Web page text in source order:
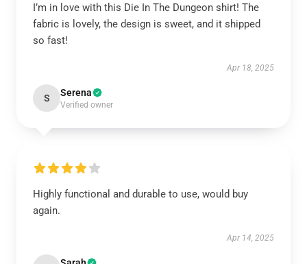
I’m in love with this Die In The Dungeon shirt! The
fabric is lovely, the design is sweet, and it shipped
so fast!
Apr 18, 2025
S Serena
Verified owner
Highly functional and durable to use, would buy
again.
Apr 14, 2025